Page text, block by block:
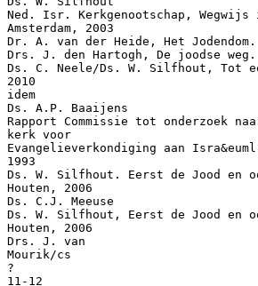
Ned. Isr. Kerkgenootschap, Wegwijs
Amsterdam, 2003
Dr. A. van der Heide, Het Jodendom.
Drs. J. den Hartogh, De joodse weg.
Ds. C. Neele/Ds. W. Silfhout, Tot
2010
idem
Ds. A.P. Baaijens
Rapport Commissie tot onderzoek
kerk voor
Evangelieverkondiging aan
1993
Ds. W. Silfhout. Eerst de Jood en
Houten, 2006
Ds. C.J. Meeuse
Ds. W. Silfhout, Eerst de Jood en
Houten, 2006
Drs. J. van
Mourik/cs
?
11-12